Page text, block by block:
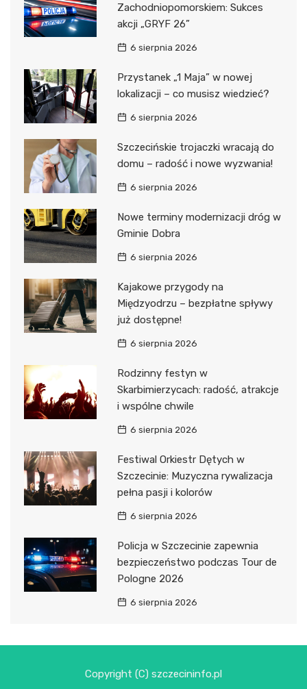
Zachodniopomorskiem: Sukces
akcji „GRYF 26”
6 sierpnia 2026
Przystanek „1 Maja” w nowej
lokalizacji – co musisz wiedzieć?
6 sierpnia 2026
Szczecińskie trojaczki wracają do
domu – radość i nowe wyzwania!
6 sierpnia 2026
Nowe terminy modernizacji dróg w
Gminie Dobra
6 sierpnia 2026
Kajakowe przygody na
Międzyodrzu – bezpłatne spływy
już dostępne!
6 sierpnia 2026
Rodzinny festyn w
Skarbimierzycach: radość, atrakcje
i wspólne chwile
6 sierpnia 2026
Festiwal Orkiestr Dętych w
Szczecinie: Muzyczna rywalizacja
pełna pasji i kolorów
6 sierpnia 2026
Policja w Szczecinie zapewnia
bezpieczeństwo podczas Tour de
Pologne 2026
6 sierpnia 2026
Copyright (C) szczecininfo.pl